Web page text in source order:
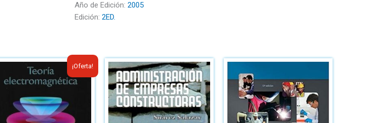
Año de Edición: 2005
Edición: 2ED.
¡Oferta!
El
precio
original
era:
B/.42.20.
El
precio
B/.30.00.